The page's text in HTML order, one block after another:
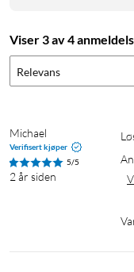
Viser 3 av 4
Relevans
Michael
Verifisert kjøper
5/5
2 år siden